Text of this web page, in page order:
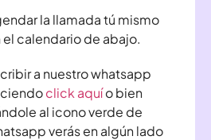
la llamada tú mismo
el calendario de abajo.
a nuestro whatsapp
click aquío bien
al icono verde de
verás en algún lado